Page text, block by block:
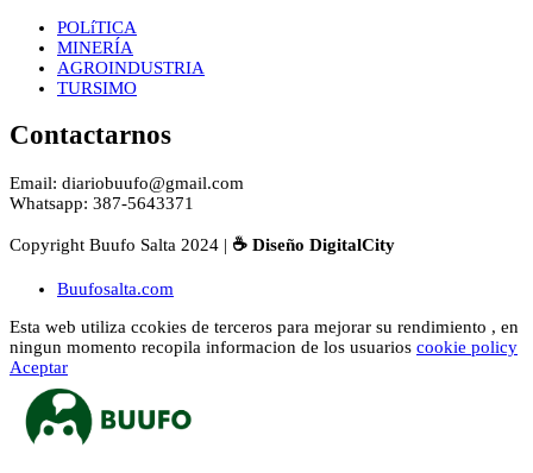
POLíTICA
MINERÍA
AGROINDUSTRIA
TURSIMO
Contactarnos
Email: diariobuufo@gmail.com
Whatsapp: 387-5643371
Copyright Buufo Salta 2024 | ☕ Diseño DigitalCity
Buufosalta.com
Esta web utiliza ccokies de terceros para mejorar su rendimiento , en
ningun momento recopila informacion de los usuarios cookie policy
Aceptar